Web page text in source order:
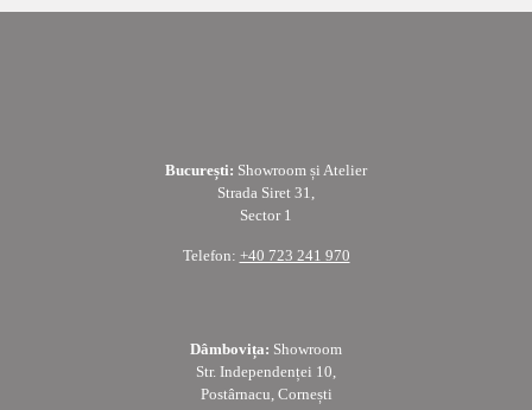
București: Showroom și Atelier
Strada Siret 31,
Sector 1
Telefon: +40 723 241 970
Dâmbovița: Showroom
Str. Independenței 10,
Postârnacu, Cornești